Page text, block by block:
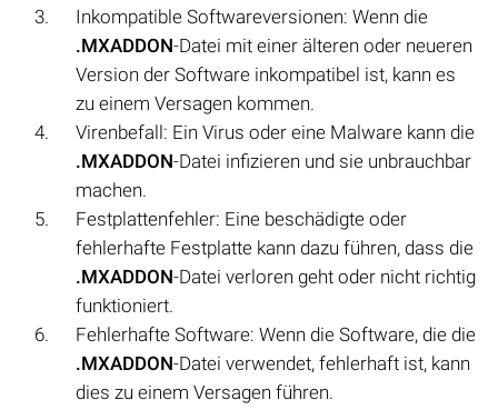
Inkompatible Softwareversionen: Wenn die
.MXADDON-Datei mit einer älteren oder neueren
Version der Software inkompatibel ist, kann es
zu einem Versagen kommen.
Virenbefall: Ein Virus oder eine Malware kann die
.MXADDON-Datei infizieren und sie unbrauchbar
machen.
Festplattenfehler: Eine beschädigte oder
fehlerhafte Festplatte kann dazu führen, dass die
.MXADDON-Datei verloren geht oder nicht richtig
funktioniert.
Fehlerhafte Software: Wenn die Software, die die
.MXADDON-Datei verwendet, fehlerhaft ist, kann
dies zu einem Versagen führen.